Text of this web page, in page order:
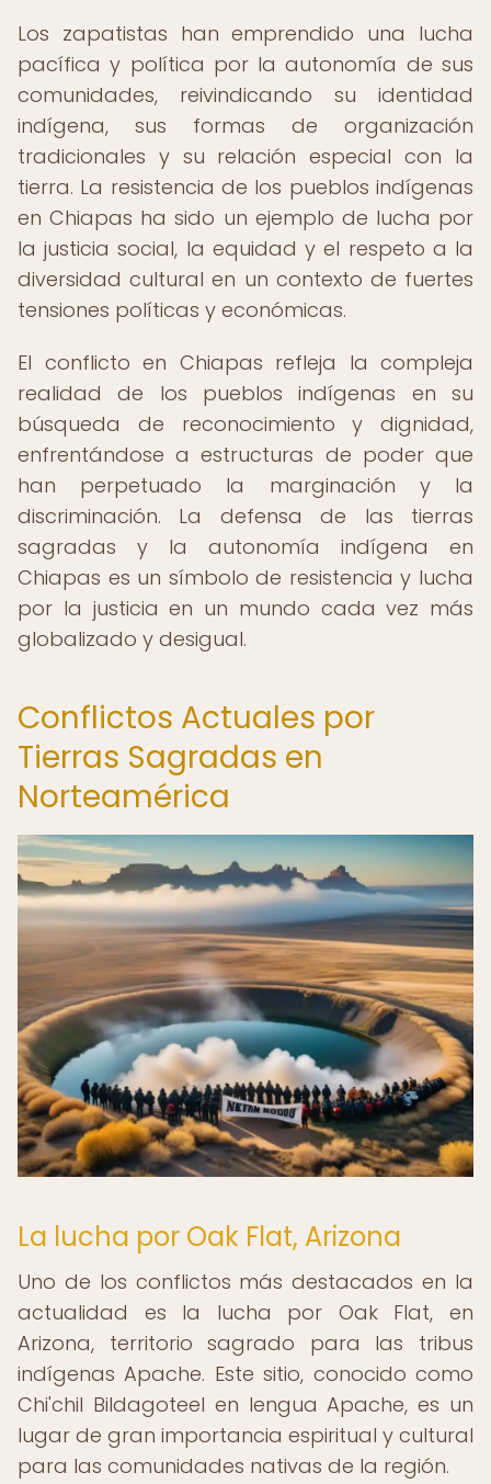
Los zapatistas han emprendido una lucha
pacífica y política por la autonomía de sus
comunidades, reivindicando su identidad
indígena, sus formas de organización
tradicionales y su relación especial con la
tierra. La resistencia de los pueblos indígenas
en Chiapas ha sido un ejemplo de lucha por
la justicia social, la equidad y el respeto a la
diversidad cultural en un contexto de fuertes
tensiones políticas y económicas.
El conflicto en Chiapas refleja la compleja
realidad de los pueblos indígenas en su
búsqueda de reconocimiento y dignidad,
enfrentándose a estructuras de poder que
han perpetuado la marginación y la
discriminación. La defensa de las tierras
sagradas y la autonomía indígena en
Chiapas es un símbolo de resistencia y lucha
por la justicia en un mundo cada vez más
globalizado y desigual.
Conflictos Actuales por
Tierras Sagradas en
Norteamérica
La lucha por Oak Flat, Arizona
Uno de los conflictos más destacados en la
actualidad es la lucha por Oak Flat, en
Arizona, territorio sagrado para las tribus
indígenas Apache. Este sitio, conocido como
Chi'chil Bildagoteel en lengua Apache, es un
lugar de gran importancia espiritual y cultural
para las comunidades nativas de la región.